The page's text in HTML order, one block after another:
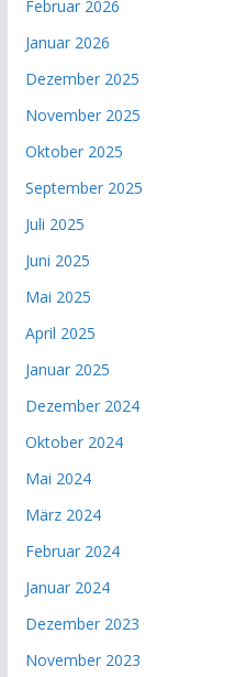
Februar 2026
Januar 2026
Dezember 2025
November 2025
Oktober 2025
September 2025
Juli 2025
Juni 2025
Mai 2025
April 2025
Januar 2025
Dezember 2024
Oktober 2024
Mai 2024
März 2024
Februar 2024
Januar 2024
Dezember 2023
November 2023